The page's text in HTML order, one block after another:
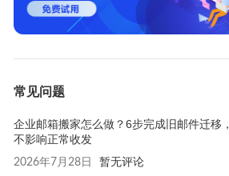
常见问题
企业邮箱搬家怎么做？6步完成旧邮件迁移，
不影响正常收发
2026年7月28日 暂无评论